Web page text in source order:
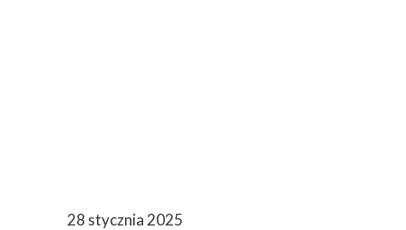
28 stycznia 2025